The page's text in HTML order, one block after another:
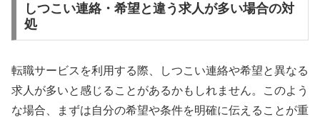
しつこい連絡・希望と違う求人が多い場合の対
処
転職サービスを利用する際、しつこい連絡や希望と異なる
求人が多いと感じることがあるかもしれません。このよう
な場合、まずは自分の希望や条件を明確に伝えることが重